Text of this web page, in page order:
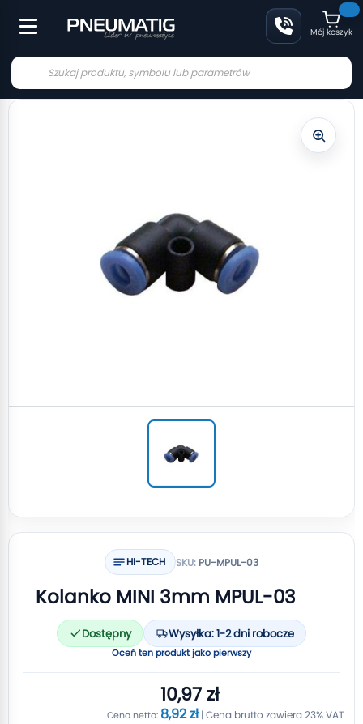
Mój koszyk
HI-TECH SKU: PU-MPUL-03
Kolanko MINI 3mm MPUL-03
Dostępny Wysyłka: 1-2 dni robocze
Oceń ten produkt jako pierwszy
10,97 zł
8,92 zł